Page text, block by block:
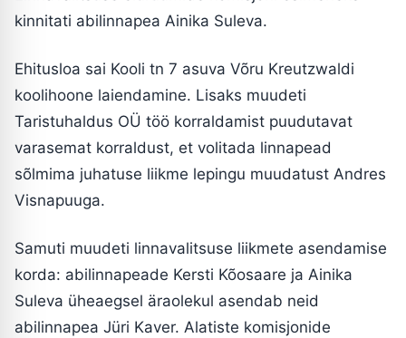
kinnitati abilinnapea Ainika Suleva.
Ehitusloa sai Kooli tn 7 asuva Võru Kreutzwaldi
koolihoone laiendamine. Lisaks muudeti
Taristuhaldus OÜ töö korraldamist puudutavat
varasemat korraldust, et volitada linnapead
sõlmima juhatuse liikme lepingu muudatust Andres
Visnapuuga.
Samuti muudeti linnavalitsuse liikmete asendamise
korda: abilinnapeade Kersti Kõosaare ja Ainika
Suleva üheaegsel äraolekul asendab neid
abilinnapea Jüri Kaver. Alatiste komisjonide